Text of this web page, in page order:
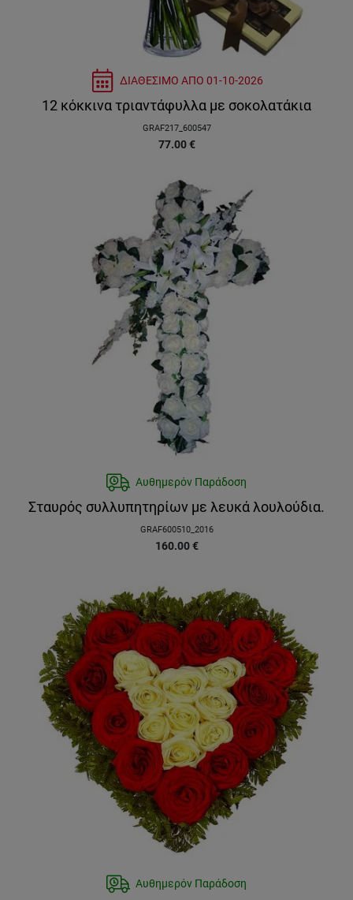
ΔΙΑΘΕΣΙΜΟ ΑΠΟ 01-10-2026
12 κόκκινα τριαντάφυλλα με σοκολατάκια
GRAF217_600547
77.00 €
Αυθημερόν Παράδοση
Σταυρός συλλυπητηρίων με λευκά λουλούδια.
GRAF600510_2016
160.00 €
Αυθημερόν Παράδοση